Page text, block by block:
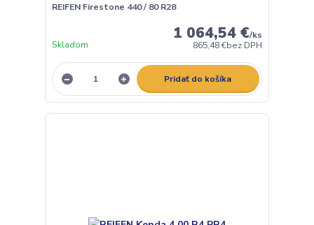
REIFEN Firestone 440 / 80 R28
1 064,54 €/ks
865,48 €bez DPH
Skladom
Pridať do košíka